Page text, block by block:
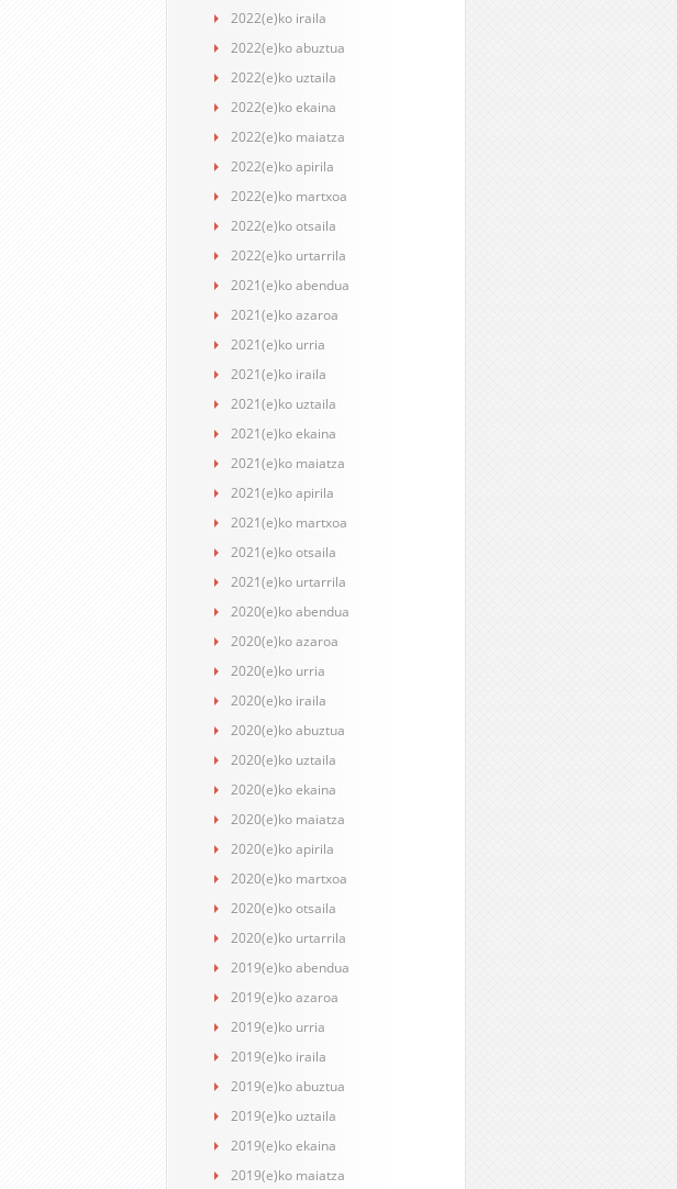
2022(e)ko iraila
2022(e)ko abuztua
2022(e)ko uztaila
2022(e)ko ekaina
2022(e)ko maiatza
2022(e)ko apirila
2022(e)ko martxoa
2022(e)ko otsaila
2022(e)ko urtarrila
2021(e)ko abendua
2021(e)ko azaroa
2021(e)ko urria
2021(e)ko iraila
2021(e)ko uztaila
2021(e)ko ekaina
2021(e)ko maiatza
2021(e)ko apirila
2021(e)ko martxoa
2021(e)ko otsaila
2021(e)ko urtarrila
2020(e)ko abendua
2020(e)ko azaroa
2020(e)ko urria
2020(e)ko iraila
2020(e)ko abuztua
2020(e)ko uztaila
2020(e)ko ekaina
2020(e)ko maiatza
2020(e)ko apirila
2020(e)ko martxoa
2020(e)ko otsaila
2020(e)ko urtarrila
2019(e)ko abendua
2019(e)ko azaroa
2019(e)ko urria
2019(e)ko iraila
2019(e)ko abuztua
2019(e)ko uztaila
2019(e)ko ekaina
2019(e)ko maiatza